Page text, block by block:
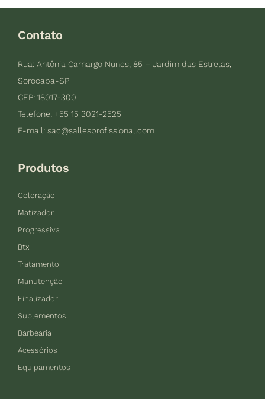
Contato
Rua: Antônia Camargo Nunes, 85 – Jardim das Estrelas,
Sorocaba-SP
CEP: 18017-300
Telefone: +55 15 3021-2525
E-mail: sac@sallesprofissional.com
Produtos
Coloração
Matizador
Progressiva
Btx
Tratamento
Manutenção
Finalizador
Suplementos
Barbearia
Acessórios
Equipamentos